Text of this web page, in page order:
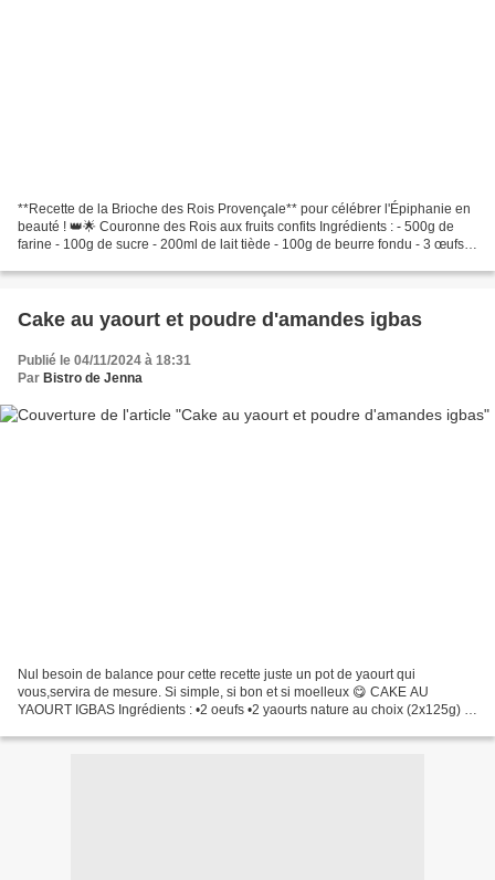
**Recette de la Brioche des Rois Provençale** pour célébrer l'Épiphanie en
beauté ! 👑🌟 Couronne des Rois aux fruits confits Ingrédients : - 500g de
farine - 100g de sucre - 200ml de lait tiède - 100g de beurre fondu - 3 œufs -
Cake au yaourt et poudre d'amandes igbas
Publié le 04/11/2024 à 18:31
Par Bistro de Jenna
Nul besoin de balance pour cette recette juste un pot de yaourt qui
vous,servira de mesure. Si simple, si bon et si moelleux 😋 CAKE AU
YAOURT IGBAS Ingrédients : •2 oeufs •2 yaourts nature au choix (2x125g) •2